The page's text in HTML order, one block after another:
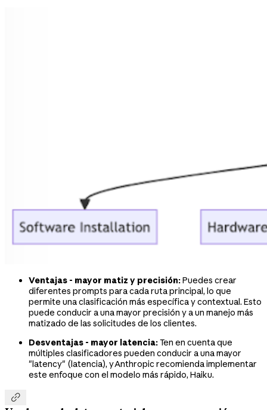
Ventajas - mayor matiz y precisión:Puedes crear
diferentes prompts para cada ruta principal, lo que
permite una clasificación más específica y contextual. Esto
puede conducir a una mayor precisión y a un manejo más
matizado de las solicitudes de los clientes.
Desventajas - mayor latencia:Ten en cuenta que
múltiples clasificadores pueden conducir a una mayor
"latency" (latencia), y Anthropic recomienda implementar
este enfoque con el modelo más rápido, Haiku.
